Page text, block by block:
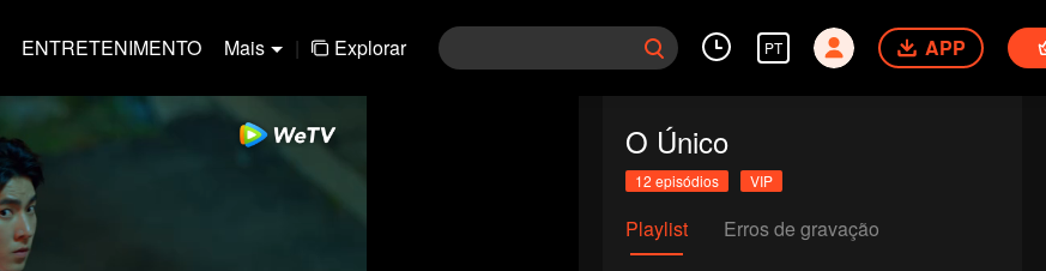
ENTRETENIMENTO Mais | Explorar PT APP
O Único
12 episódios VIP
Playlist Erros de gravação